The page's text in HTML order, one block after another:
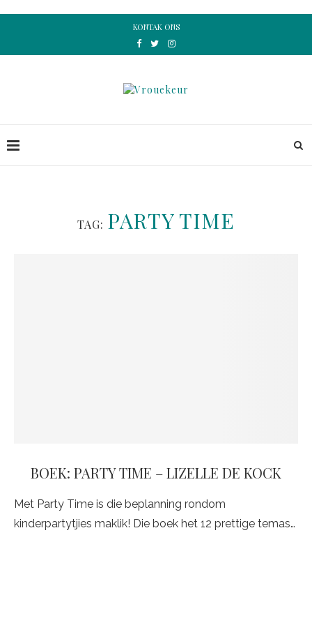
KONTAK ONS
TAG: PARTY TIME
BOEK: PARTY TIME – LIZELLE DE KOCK
Met Party Time is die beplanning rondom
kinderpartytjies maklik! Die boek het 12 prettige temas…